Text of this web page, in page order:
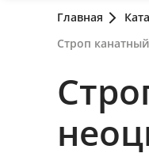
Главная
Строп